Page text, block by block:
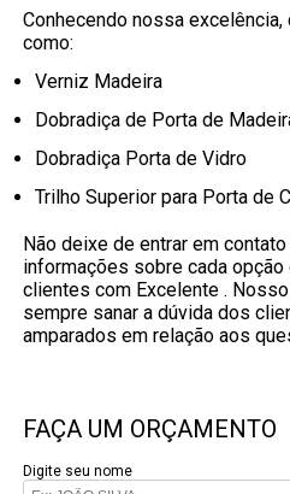
Conhecendo nossa
como:
Verniz Madeira
Dobradiça de Porta de
Dobradiça Porta de Vidro
Trilho Superior para Porta de
Não deixe de entrar em
informações sobre cada
clientes com Excelente .
sempre sanar a dúvida dos
amparados em relação aos
FAÇA UM ORÇAMENTO
Digite seu nome